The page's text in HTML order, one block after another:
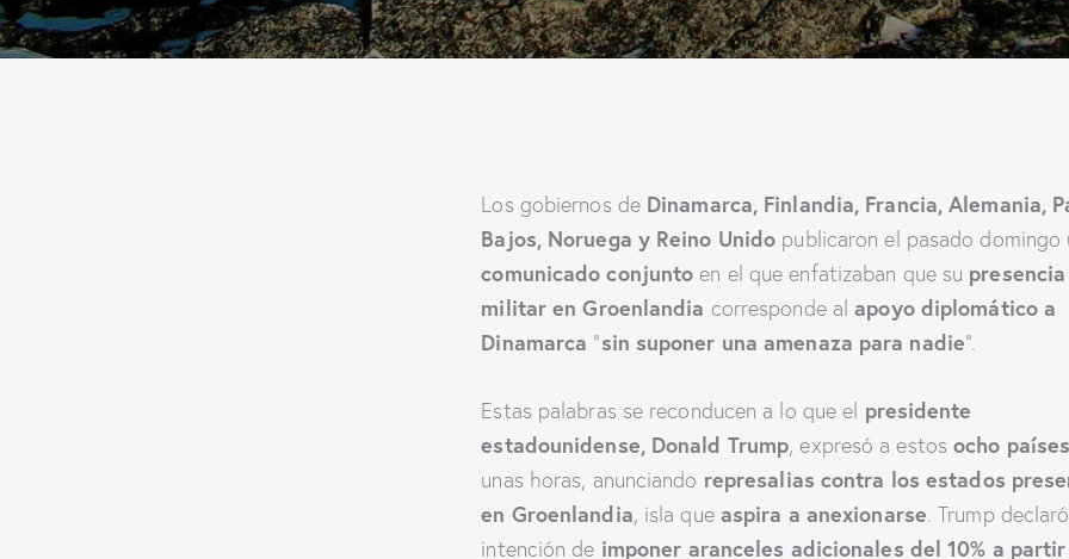
Los gobiernos de Dinamarca, Finlandia, Francia, Alemania,
Bajos, Noruega y Reino Unido publicaron el pasado domingo
comunicado conjunto en el que enfatizaban que su presencia
militar en Groenlandia corresponde alapoyo diplomático a
Dinamarca “sin suponer una amenaza para nadie”.
Estas palabras se reconducen a lo que el presidente
estadounidense, Donald Trump, expresó a estosocho países
unas horas, anunciando represalias contra los estados
en Groenlandia, isla que aspira a anexionarse. Trump
intención de imponer aranceles adicionales del 10% a partir